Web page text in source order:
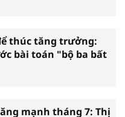
thúc tăng trưởng:
bài toán "bộ ba bất
mạnh tháng 7: Thị